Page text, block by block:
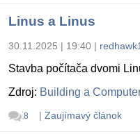
Linus a Linus
30.11.2025 | 19:40 |
Stavba počítača dvomi
Zdroj: Building a
8 | Zaujímavý článok